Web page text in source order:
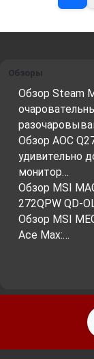
Обзоры
Обзор Steam
Обзор AOC
удивительно
монитор…
Обзор MSI
272QPW QD-
Обзор MSI
Ace Max:…